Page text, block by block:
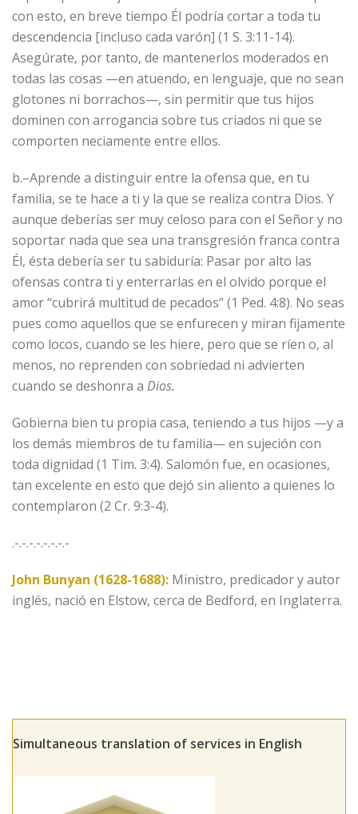
con esto, en breve tiempo Él podría cortar a toda tu
descendencia [incluso cada varón] (1 S. 3:11-14).
Asegúrate, por tanto, de mantenerlos moderados en
todas las cosas —en atuendo, en lenguaje, que no sean
glotones ni borrachos—, sin permitir que tus hijos
dominen con arrogancia sobre tus criados ni que se
comporten neciamente entre ellos.
b.–Aprende a distinguir entre la ofensa que, en tu
familia, se te hace a ti y la que se realiza contra Dios. Y
aunque deberías ser muy celoso para con el Señor y no
soportar nada que sea una transgresión franca contra
Él, ésta debería ser tu sabiduría: Pasar por alto las
ofensas contra ti y enterrarlas en el olvido porque el
amor “cubrirá multitud de pecados” (1 Ped. 4:8). No seas
pues como aquellos que se enfurecen y miran fijamente
como locos, cuando se les hiere, pero que se ríen o, al
menos, no reprenden con sobriedad ni advierten
cuando se deshonra a Dios.
Gobierna bien tu propia casa, teniendo a tus hijos —y a
los demás miembros de tu familia— en sujeción con
toda dignidad (1 Tim. 3:4). Salomón fue, en ocasiones,
tan excelente en esto que dejó sin aliento a quienes lo
contemplaron (2 Cr. 9:3-4).
.-.-.-.-.-.-.-.-
John Bunyan (1628-1688): Ministro, predicador y autor
inglés, nació en Elstow, cerca de Bedford, en Inglaterra.
Simultaneous translation of services in English